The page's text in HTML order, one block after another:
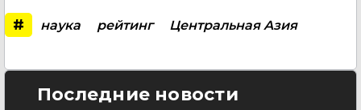
# наука рейтинг Центральная Азия
Последние новости